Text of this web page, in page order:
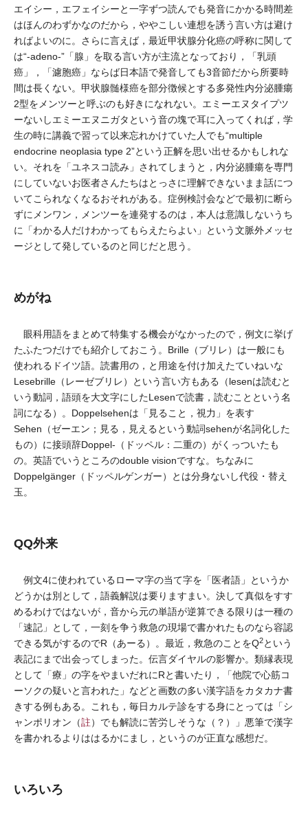
エイシー，エフェイシーと一字ずつ読んでも発音にかかる時間差
はほんのわずかなのだから，ややこしい連想を誘う言い方は避け
ればよいのに。さらに言えば，最近甲状腺分化癌の呼称に関して
は“-adeno-”「腺」を取る言い方が主流となっており，「乳頭
癌」，「濾胞癌」ならば日本語で発音しても3音節だから所要時
間は長くない。甲状腺髄様癌を部分徴候とする多発性内分泌腫瘍
2型をメンツーと呼ぶのも好きになれない。エミーエヌタイプツ
ーないしエミーエヌニガタという音の塊で耳に入ってくれば，学
生の時に講義で習って以来忘れかけていた人でも“multiple
endocrine neoplasia type 2”という正解を思い出せるかもしれな
い。それを「ユネスコ読み」されてしまうと，内分泌腫瘍を専門
にしていないお医者さんたちはとっさに理解できないまま話につ
いてこられなくなるおそれがある。症例検討会などで最初に断ら
ずにメンワン，メンツーを連発するのは，本人は意識しないうち
に「わかる人だけわかってもらえたらよい」という文脈外メッセ
ージとして発しているのと同じだと思う。
めがね
眼科用語をまとめて特集する機会がなかったので，例文に挙げ
たふたつだけでも紹介しておこう。Brille（ブリレ）は一般にも
使われるドイツ語。読書用の，と用途を付け加えたていねいな
Lesebrille（レーゼブリレ）という言い方もある（lesenは読むと
いう動詞，語頭を大文字にしたLesenで読書，読むことという名
詞になる）。Doppelsehenは「見ること，視力」を表す
Sehen（ゼーエン；見る，見えるという動詞sehenが名詞化した
もの）に接頭辞Doppel-（ドッペル：二重の）がくっついたも
の。英語でいうところのdouble visionですな。ちなみに
Doppelgänger（ドッペルゲンガー）とは分身ないし代役・替え
玉。
QQ外来
例文4に使われているローマ字の当て字を「医者語」というか
どうかは別として，語義解説は要りますまい。決して真似をすす
めるわけではないが，音から元の単語が逆算できる限りは一種の
「速記」として，一刻を争う救急の現場で書かれたものなら容認
できる気がするのでR（あーる）。最近，救急のことをQ2という
表記にまで出会ってしまった。伝言ダイヤルの影響か。類縁表現
として「療」の字をやまいだれにRと書いたり，「他院で心筋コ
ーソクの疑いと言われた」などと画数の多い漢字語をカタカナ書
きする例もある。これも，毎日カルテ診をする身にとっては「シ
ャンポリオン（註）でも解読に苦労しそうな（？）」悪筆で漢字
を書かれるよりははるかにまし，というのが正直な感想だ。
いろいろ